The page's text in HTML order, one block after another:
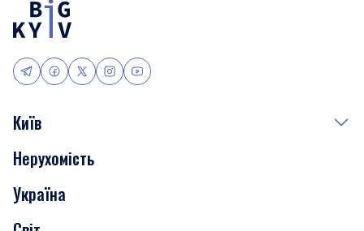
Київ
Події
Скандали
Нерухомість
Україна